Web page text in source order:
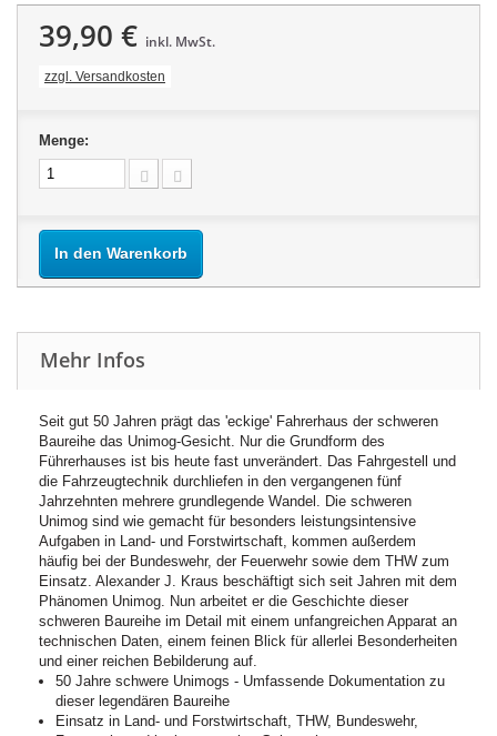
39,90 € inkl. MwSt.
zzgl. Versandkosten
Menge:
In den Warenkorb
Mehr Infos
Seit gut 50 Jahren prägt das 'eckige' Fahrerhaus der schweren
Baureihe das Unimog-Gesicht. Nur die Grundform des
Führerhauses ist bis heute fast unverändert. Das Fahrgestell und
die Fahrzeugtechnik durchliefen in den vergangenen fünf
Jahrzehnten mehrere grundlegende Wandel. Die schweren
Unimog sind wie gemacht für besonders leistungsintensive
Aufgaben in Land- und Forstwirtschaft, kommen außerdem
häufig bei der Bundeswehr, der Feuerwehr sowie dem THW zum
Einsatz. Alexander J. Kraus beschäftigt sich seit Jahren mit dem
Phänomen Unimog. Nun arbeitet er die Geschichte dieser
schweren Baureihe im Detail mit einem unfangreichen Apparat an
technischen Daten, einem feinen Blick für allerlei Besonderheiten
und einer reichen Bebilderung auf.
50 Jahre schwere Unimogs - Umfassende Dokumentation zu
dieser legendären Baureihe
Einsatz in Land- und Forstwirtschaft, THW, Bundeswehr,